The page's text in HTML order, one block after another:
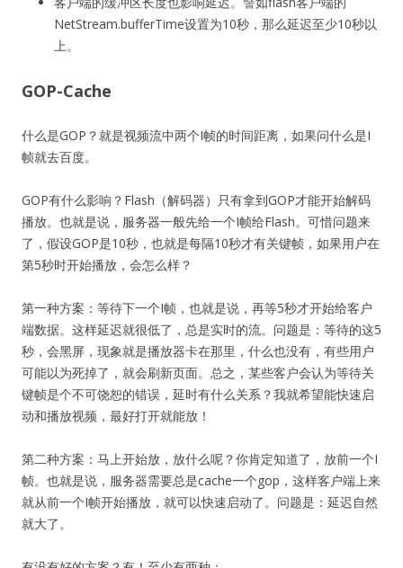
NetStream.bufferTime设置为10秒，那么延迟至少10秒以
上。
GOP-Cache
什么是GOP？就是视频流中两个I帧的时间距离，如果问什么是I
帧就去百度。
GOP有什么影响？Flash（解码器）只有拿到GOP才能开始解码
播放。也就是说，服务器一般先给一个I帧给Flash。可惜问题来
了，假设GOP是10秒，也就是每隔10秒才有关键帧，如果用户在
第5秒时开始播放，会怎么样？
第一种方案：等待下一个I帧，也就是说，再等5秒才开始给客户
端数据。这样延迟就很低了，总是实时的流。问题是：等待的这5
秒，会黑屏，现象就是播放器卡在那里，什么也没有，有些用户
可能以为死掉了，就会刷新页面。总之，某些客户会认为等待关
键帧是个不可饶恕的错误，延时有什么关系？我就希望能快速启
动和播放视频，最好打开就能放！
第二种方案：马上开始放，放什么呢？你肯定知道了，放前一个I
帧。也就是说，服务器需要总是cache一个gop，这样客户端上来
就从前一个I帧开始播放，就可以快速启动了。问题是：延迟自然
就大了。